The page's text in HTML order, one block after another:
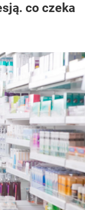
co czeka